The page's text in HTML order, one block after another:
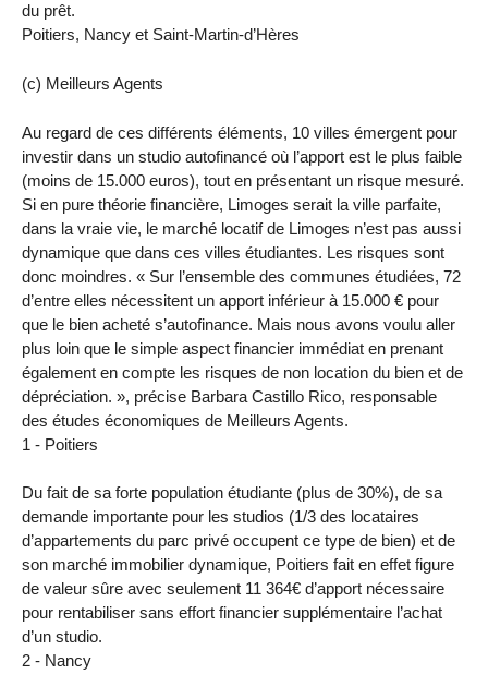
du prêt.
Poitiers, Nancy et Saint-Martin-d’Hères
(c) Meilleurs Agents
Au regard de ces différents éléments, 10 villes émergent pour
investir dans un studio autofinancé où l’apport est le plus faible
(moins de 15.000 euros), tout en présentant un risque mesuré.
Si en pure théorie financière, Limoges serait la ville parfaite,
dans la vraie vie, le marché locatif de Limoges n’est pas aussi
dynamique que dans ces villes étudiantes. Les risques sont
donc moindres. « Sur l’ensemble des communes étudiées, 72
d’entre elles nécessitent un apport inférieur à 15.000 € pour
que le bien acheté s’autofinance. Mais nous avons voulu aller
plus loin que le simple aspect financier immédiat en prenant
également en compte les risques de non location du bien et de
dépréciation. », précise Barbara Castillo Rico, responsable
des études économiques de Meilleurs Agents.
1 - Poitiers
Du fait de sa forte population étudiante (plus de 30%), de sa
demande importante pour les studios (1/3 des locataires
d’appartements du parc privé occupent ce type de bien) et de
son marché immobilier dynamique, Poitiers fait en effet figure
de valeur sûre avec seulement 11 364€ d’apport nécessaire
pour rentabiliser sans effort financier supplémentaire l’achat
d’un studio.
2 - Nancy